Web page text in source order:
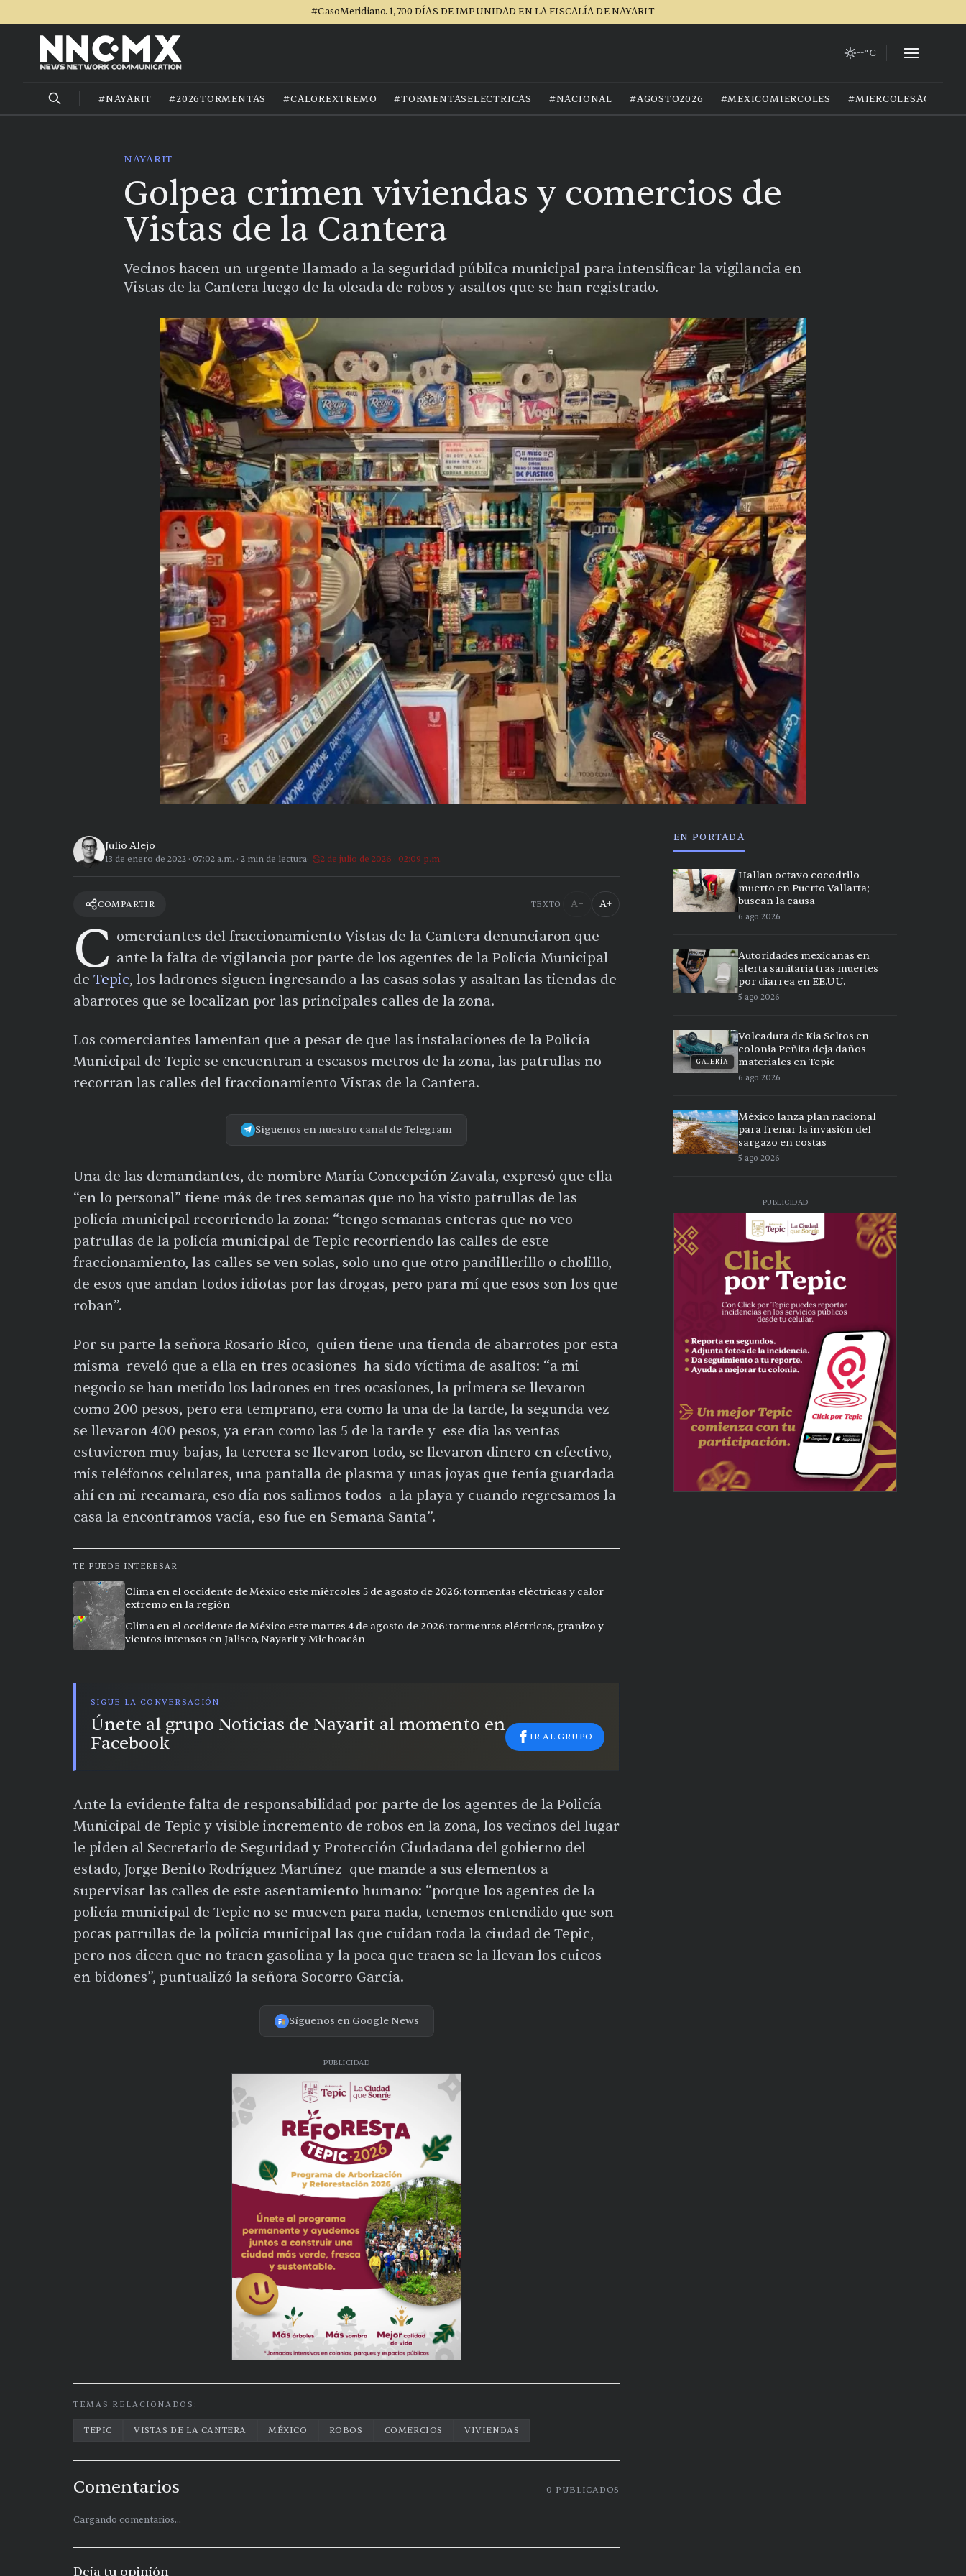
#CasoMeridiano. 1,700 DÍAS DE IMPUNIDAD EN LA FISCALÍA DE NAYARIT
--°C
#NAYARIT #2026TORMENTAS #CALOREXTREMO #TORMENTASELECTRICAS #NACIONAL #AGOSTO2026 #MEXICOMIERCOLES #MIERCOLESAGOSTO
NAYARIT
Golpea crimen viviendas y comercios de
Vistas de la Cantera
Vecinos hacen un urgente llamado a la seguridad pública municipal para intensificar la vigilancia en
Vistas de la Cantera luego de la oleada de robos y asaltos que se han registrado.
Julio Alejo
13 de enero de 2022 · 07:02 a.m. · 2 min de lectura 2 de julio de 2026 · 02:09 p.m.
COMPARTIR TEXTO A− A+
C omerciantes del fraccionamiento Vistas de la Cantera denunciaron que
ante la falta de vigilancia por parte de los agentes de la Policía Municipal
de Tepic, los ladrones siguen ingresando a las casas solas y asaltan las tiendas de
abarrotes que se localizan por las principales calles de la zona.
Los comerciantes lamentan que a pesar de que las instalaciones de la Policía
Municipal de Tepic se encuentran a escasos metros de la zona, las patrullas no
recorran las calles del fraccionamiento Vistas de la Cantera.
Síguenos en nuestro canal de Telegram
Una de las demandantes, de nombre María Concepción Zavala, expresó que ella
“en lo personal” tiene más de tres semanas que no ha visto patrullas de las
policía municipal recorriendo la zona: “tengo semanas enteras que no veo
patrullas de la policía municipal de Tepic recorriendo las calles de este
fraccionamiento, las calles se ven solas, solo uno que otro pandillerillo o cholillo,
de esos que andan todos idiotas por las drogas, pero para mí que esos son los que
roban”.
Por su parte la señora Rosario Rico, quien tiene una tienda de abarrotes por esta
misma reveló que a ella en tres ocasiones ha sido víctima de asaltos: “a mi
negocio se han metido los ladrones en tres ocasiones, la primera se llevaron
como 200 pesos, pero era temprano, era como la una de la tarde, la segunda vez
se llevaron 400 pesos, ya eran como las 5 de la tarde y ese día las ventas
estuvieron muy bajas, la tercera se llevaron todo, se llevaron dinero en efectivo,
mis teléfonos celulares, una pantalla de plasma y unas joyas que tenía guardada
ahí en mi recamara, eso día nos salimos todos a la playa y cuando regresamos la
casa la encontramos vacía, eso fue en Semana Santa”.
TE PUEDE INTERESAR
Clima en el occidente de México este miércoles 5 de agosto de 2026: tormentas eléctricas y calor
extremo en la región
Clima en el occidente de México este martes 4 de agosto de 2026: tormentas eléctricas, granizo y
vientos intensos en Jalisco, Nayarit y Michoacán
SIGUE LA CONVERSACIÓN
Únete al grupo Noticias de Nayarit al momento en
Facebook
IR AL GRUPO
Ante la evidente falta de responsabilidad por parte de los agentes de la Policía
Municipal de Tepic y visible incremento de robos en la zona, los vecinos del lugar
le piden al Secretario de Seguridad y Protección Ciudadana del gobierno del
estado, Jorge Benito Rodríguez Martínez que mande a sus elementos a
supervisar las calles de este asentamiento humano: “porque los agentes de la
policía municipal de Tepic no se mueven para nada, tenemos entendido que son
pocas patrullas de la policía municipal las que cuidan toda la ciudad de Tepic,
pero nos dicen que no traen gasolina y la poca que traen se la llevan los cuicos
en bidones”, puntualizó la señora Socorro García.
Síguenos en Google News
PUBLICIDAD
TEMAS RELACIONADOS:
TEPIC VISTAS DE LA CANTERA MÉXICO ROBOS COMERCIOS VIVIENDAS
Comentarios 0 PUBLICADOS
Cargando comentarios...
Deja tu opinión
EN PORTADA
Hallan octavo cocodrilo
muerto en Puerto Vallarta;
buscan la causa
6 ago 2026
Autoridades mexicanas en
alerta sanitaria tras muertes
por diarrea en EE.UU.
5 ago 2026
GALERÍA
Volcadura de Kia Seltos en
colonia Peñita deja daños
materiales en Tepic
6 ago 2026
México lanza plan nacional
para frenar la invasión del
sargazo en costas
5 ago 2026
PUBLICIDAD